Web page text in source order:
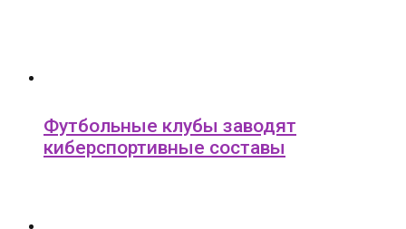
Футбольные клубы заводят
киберспортивные составы